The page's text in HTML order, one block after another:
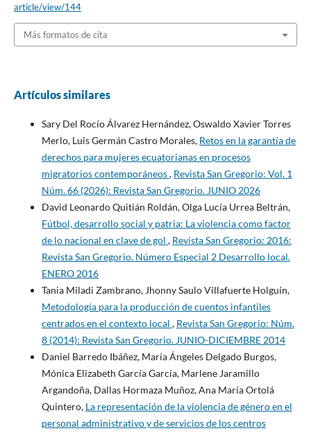
article/view/144
Más formatos de cita
Artículos similares
Sary Del Rocío Álvarez Hernández, Oswaldo Xavier Torres
Merlo, Luis Germán Castro Morales, Retos en la garantía de
derechos para mujeres ecuatorianas en procesos
migratorios contemporáneos, Revista San Gregorio: Vol. 1
Núm. 66 (2026): Revista San Gregorio. JUNIO 2026
David Leonardo Quitián Roldán, Olga Lucía Urrea Beltrán,
Fútbol, desarrollo social y patria: La violencia como factor
de lo nacional en clave de gol , Revista San Gregorio: 2016:
Revista San Gregorio. Número Especial 2 Desarrollo local.
ENERO 2016
Tania Miladi Zambrano, Jhonny Saulo Villafuerte Holguín,
Metodología para la producción de cuentos infantiles
centrados en el contexto local , Revista San Gregorio: Núm.
8 (2014): Revista San Gregorio. JUNIO-DICIEMBRE 2014
Daniel Barredo Ibáñez, María Ángeles Delgado Burgos,
Mónica Elizabeth García García, Marlene Jaramillo
Argandoña, Dallas Hormaza Muñoz, Ana María Ortolá
Quintero, La representación de la violencia de género en el
personal administrativo y de servicios de los centros